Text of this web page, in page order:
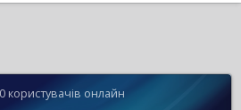
0 користувачів онлайн